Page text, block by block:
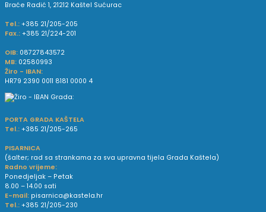
Braće Radić 1, 21212 Kaštel Sućurac
Tel.: +385 21/205-205
Fax.: +385 21/224-201
OIB: 08727843572
MB: 02580993
Žiro - IBAN:
HR79 2390 0011 8181 0000 4
PORTA GRADA KAŠTELA
Tel.: +385 21/205-265
PISARNICA
(šalter; rad sa strankama za sva upravna tijela Grada Kaštela)
Radno vrijeme:
Ponedjeljak – Petak
8.00 – 14.00 sati
E-mail: pisarnica@kastela.hr
Tel.: +385 21/205-230